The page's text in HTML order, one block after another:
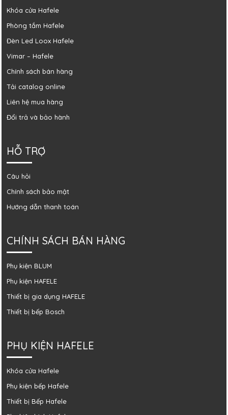
Khóa cửa Hafele
Phòng tắm Hafele
Đèn Led Loox Hafele
Vimar – Hafele
Chính sách bán hàng
Tải catalog online
Liên hệ mua hàng
Đổi trả và bảo hành
HỖ TRỢ
Câu hỏi
Chính sách bảo mật
Hướng dẫn thanh toán
CHÍNH SÁCH BÁN HÀNG
Phụ kiện BLUM
Phụ kiện HAFELE
Thiết bị gia dụng HAFELE
Thiết bị bếp Bosch
PHỤ KIỆN HAFELE
Khóa cửa Hafele
Phụ kiện bếp Hafele
Thiết bị Bếp Hafele